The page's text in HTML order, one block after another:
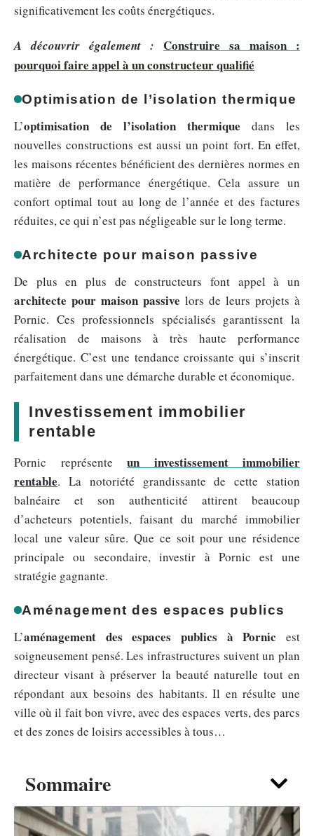
Sommaire
significativement les coûts énergétiques.
A découvrir également :
Construire sa maison :
pourquoi faire appel à un constructeur qualifié
Optimisation de l’isolation thermique
L’optimisation de l’isolation thermique dans les
nouvelles constructions est aussi un point fort. En effet,
les maisons récentes bénéficient des dernières normes en
matière de performance énergétique. Cela assure un
confort optimal tout au long de l’année et des factures
réduites, ce qui n’est pas négligeable sur le long terme.
Architecte pour maison passive
De plus en plus de constructeurs font appel à un
architecte pour maison passive lors de leurs projets à
Pornic. Ces professionnels spécialisés garantissent la
réalisation de maisons à très haute performance
énergétique. C’est une tendance croissante qui s’inscrit
parfaitement dans une démarche durable et économique.
Investissement immobilier
rentable
Pornic représente un investissement immobilier
rentable. La notoriété grandissante de cette station
balnéaire et son authenticité attirent beaucoup
d’acheteurs potentiels, faisant du marché immobilier
local une valeur sûre. Que ce soit pour une résidence
principale ou secondaire, investir à Pornic est une
stratégie gagnante.
Aménagement des espaces publics
L’aménagement des espaces publics à Pornic est
soigneusement pensé. Les infrastructures suivent un plan
directeur visant à préserver la beauté naturelle tout en
répondant aux besoins des habitants. Il en résulte une
ville où il fait bon vivre, avec des espaces verts, des parcs
et des zones de loisirs accessibles à tous…